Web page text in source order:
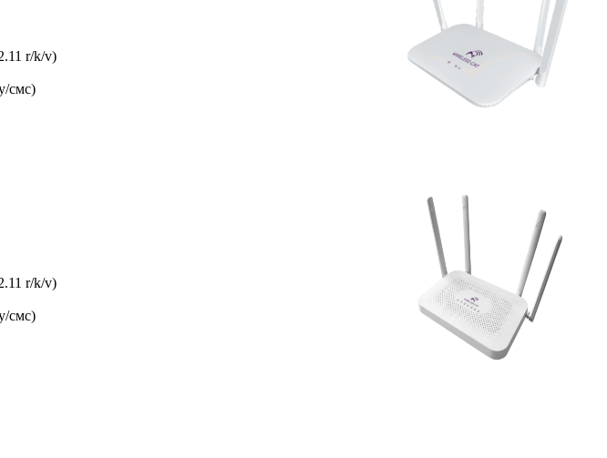
r/k/v)
смс)
r/k/v)
смс)